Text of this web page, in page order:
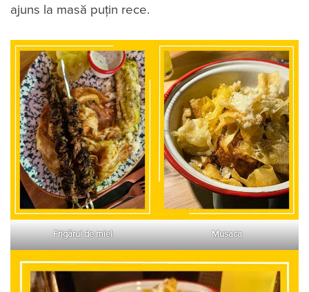
ajuns la masă puțin rece.
Frigărui de miel Musaca